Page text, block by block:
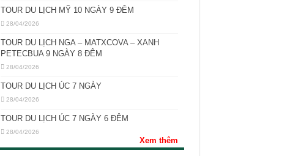
TOUR DU LỊCH MỸ 10 NGÀY 9 ĐÊM
28/04/2026
TOUR DU LỊCH NGA – MATXCOVA – XANH
PETECBUA 9 NGÀY 8 ĐÊM
28/04/2026
TOUR DU LỊCH ÚC 7 NGÀY
28/04/2026
TOUR DU LỊCH ÚC 7 NGÀY 6 ĐÊM
28/04/2026
Xem thêm